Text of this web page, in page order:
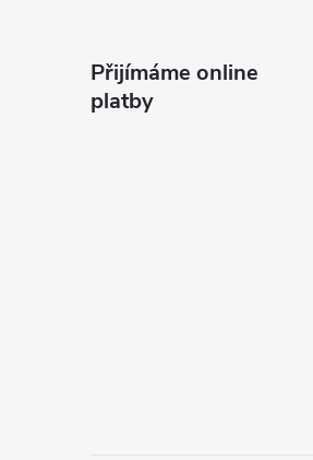
Přijímáme online
platby